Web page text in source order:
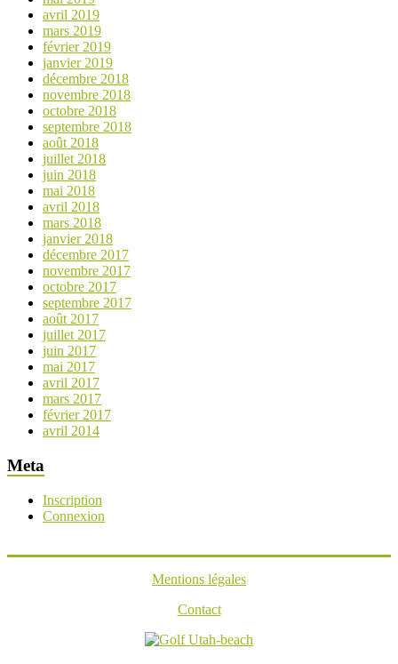
avril 2019
mars 2019
février 2019
janvier 2019
décembre 2018
novembre 2018
octobre 2018
septembre 2018
août 2018
juillet 2018
juin 2018
mai 2018
avril 2018
mars 2018
janvier 2018
décembre 2017
novembre 2017
octobre 2017
septembre 2017
août 2017
juillet 2017
juin 2017
mai 2017
avril 2017
mars 2017
février 2017
avril 2014
Meta
Inscription
Connexion
Mentions légales
Contact